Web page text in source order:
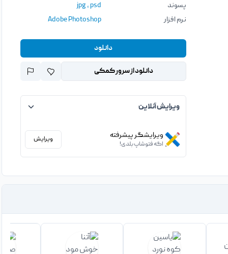
پسوند
jpg ،psd
نرم افزار
Adobe Photoshop
دانلود
دانلود از سرور کمکی
ویرایش آنلاین
ویرایشگر پیشرفته
اگه فتوشاپ بلدی!
ویرایش